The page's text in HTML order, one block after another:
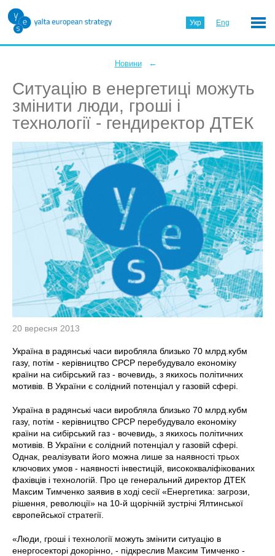
Укр Eng
Новини ←
Ситуацію в енергетиці можуть
змінити люди, гроші і
технології - гендиректор ДТЕК
20 вересня 2013
Україна в радянські часи виробляла близько 70 млрд.кубм
газу, потім - керівництво СРСР перебудувало економіку
країни на сибірський газ - вочевидь, з якихось політичних
мотивів. В України є солідний потенціал у газовій сфері.
Україна в радянські часи виробляла близько 70 млрд.кубм
газу, потім - керівництво СРСР перебудувало економіку
країни на сибірський газ - вочевидь, з якихось політичних
мотивів. В України є солідний потенціал у газовій сфері.
Однак, реалізувати його можна лише за наявності трьох
ключових умов - наявності інвестицій, висококваліфікованих
фахівців і технологій. Про це генеральний директор ДТЕК
Максим Тимченко заявив в ході сесії «Енергетика: загрози,
рішення, революції» на 10-й щорічній зустрічі Ялтинської
європейської стратегії.
«Люди, гроші і технології можуть змінити ситуацію в
енергосекторі докорінно, - підкреслив Максим Тимченко -